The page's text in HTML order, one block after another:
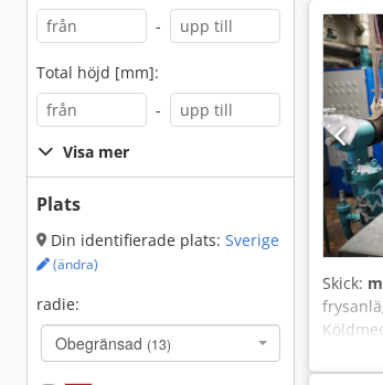
-
Total höjd [mm]:
-
Visa mer
Plats
Din identifierade plats: Sverige
(ändra)
radie:
Obegränsad (13)
Skick: